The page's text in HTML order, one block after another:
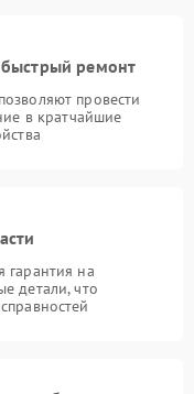
быстрый ремонт
провести
в кратчайшие
гарантия на
детали, что